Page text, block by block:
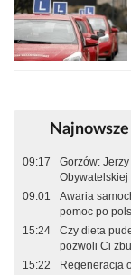
Najnowsze
09:17
Gorzów:
Obywatelskiej
09:01
Awaria
pomoc po
15:24
Czy dieta
pozwoli Ci
15:22
Regeneracja